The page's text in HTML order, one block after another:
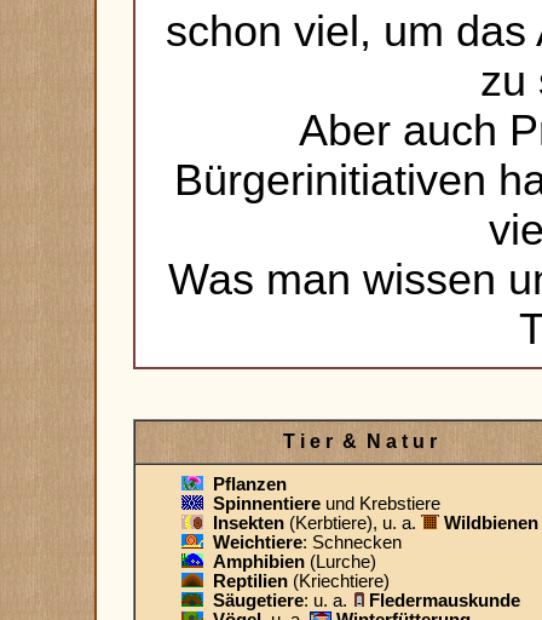
schon viel, um
zu
Aber auch
Bürgerinitiativen
Was man wissen
T i e r & N a t u r
Pflanzen
Spinnentiere und Krebstiere
Insekten (Kerbtiere), u. a.
Wildbienen
Weichtiere: Schnecken
Amphibien (Lurche)
Reptilien (Kriechtiere)
Säugetiere: u. a.
Fledermauskunde